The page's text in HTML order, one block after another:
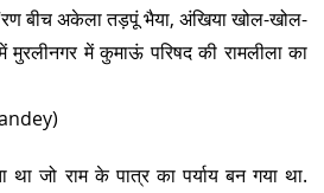
बीच अकेला तड़पूं भैया, अंखिया खोल-खोल-
में कुमाऊं परिषद की रामलीला का
था जो राम के पात्र का पर्याय बन गया था.